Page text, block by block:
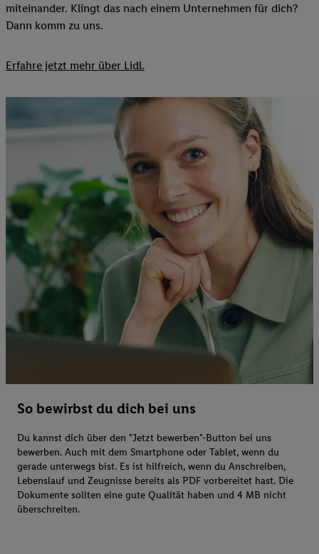
miteinander. Klingt das nach einem Unternehmen für dich?
Dann komm zu uns.​
Erfahre jetzt mehr über Lidl.
So bewirbst du dich bei uns
Du kannst dich über den "Jetzt bewerben"-Button bei uns
bewerben. Auch mit dem Smartphone oder Tablet, wenn du
gerade unterwegs bist. Es ist hilfreich, wenn du Anschreiben,
Lebenslauf und Zeugnisse bereits als PDF vorbereitet hast. Die
Dokumente sollten eine gute Qualität haben und 4 MB nicht
überschreiten.